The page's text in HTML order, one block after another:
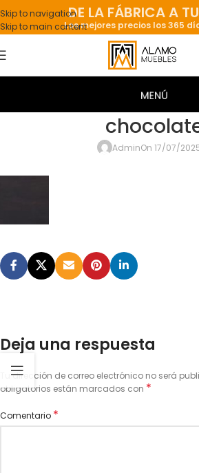
Skip to navigation
Skip to main content
DE LA FÁBRICA A
Los mejores precios los 365
AdminOn 17/07/
Deja una respuesta
Tu dirección de correo electrónico no será
obligatorios están marcados con *
Comentario *